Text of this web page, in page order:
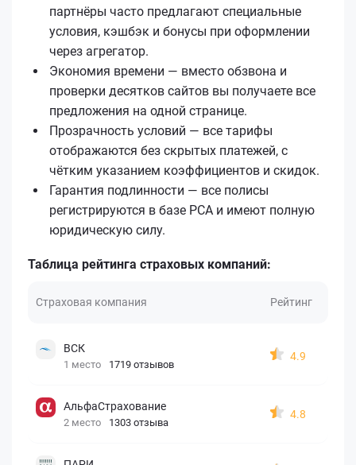
партнёры часто предлагают специальные
условия, кэшбэк и бонусы при оформлении
через агрегатор.
Экономия времени — вместо обзвона и
проверки десятков сайтов вы получаете все
предложения на одной странице.
Прозрачность условий — все тарифы
отображаются без скрытых платежей, с
чётким указанием коэффициентов и скидок.
Гарантия подлинности — все полисы
регистрируются в базе РСА и имеют полную
юридическую силу.
Таблица рейтинга страховых компаний:
Страховая компания Рейтинг
ВСК
1 место 1719 отзывов
4.9
АльфаСтрахование
2 место 1303 отзыва
4.8